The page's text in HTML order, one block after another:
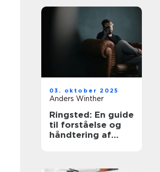
03. oktober 2025
Anders Winther
Ringsted: En guide
til forståelse og
håndtering af